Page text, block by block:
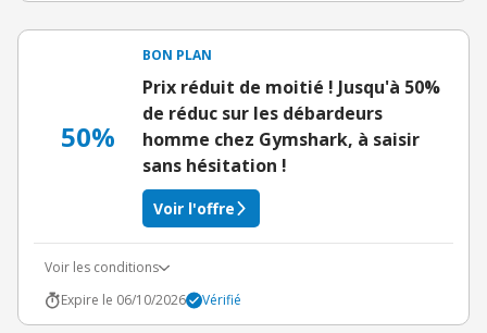
50%
BON PLAN
Prix réduit de moitié ! Jusqu'à 50%
de réduc sur les débardeurs
homme chez Gymshark, à saisir
sans hésitation !
Voir l'offre
Voir les conditions
Expire le 06/10/2026
Vérifié